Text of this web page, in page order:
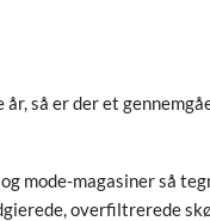
så er der et
mode-magasiner så
overfiltrerede